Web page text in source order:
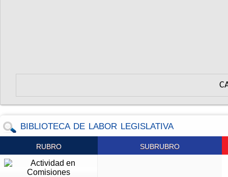
BIBLIOTECA DE LABOR LEGISLATIVA
RUBRO SUBRUBRO